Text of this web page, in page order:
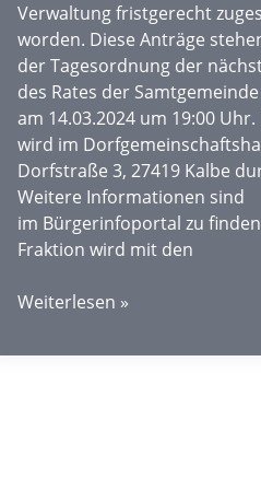
Verwaltung fristgerecht
worden. Diese Anträge
der Tagesordnung der
des Rates der
am 14.03.2024 um 19:00
wird im
Dorfstraße 3, 27419 Kalbe
Weitere Informationen sind
im Bürgerinfoportal zu
Fraktion wird mit den
Anträge
SPD-
Weiterlesen »